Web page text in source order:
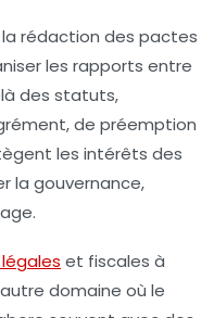
rédaction des pactes
les rapports entre
des statuts,
de préemption
les intérêts des
la gouvernance,
et fiscales à
domaine où le